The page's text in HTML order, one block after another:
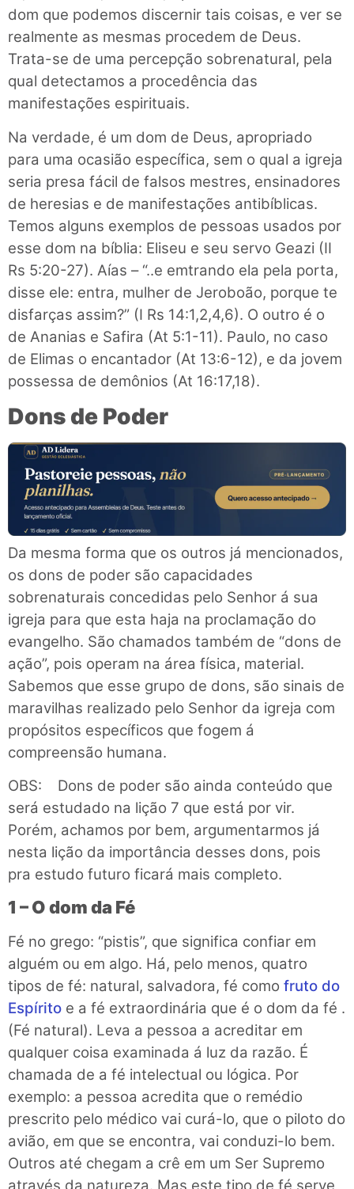
dom que podemos discernir tais coisas, e ver se
realmente as mesmas procedem de Deus.
Trata-se de uma percepção sobrenatural, pela
qual detectamos a procedência das
manifestações espirituais.
Na verdade, é um dom de Deus, apropriado
para uma ocasião específica, sem o qual a igreja
seria presa fácil de falsos mestres, ensinadores
de heresias e de manifestações antibíblicas.
Temos alguns exemplos de pessoas usados por
esse dom na bíblia: Eliseu e seu servo Geazi (II
Rs 5:20-27). Aías – “..e emtrando ela pela porta,
disse ele: entra, mulher de Jeroboão, porque te
disfarças assim?” (I Rs 14:1,2,4,6). O outro é o
de Ananias e Safira (At 5:1-11). Paulo, no caso
de Elimas o encantador (At 13:6-12), e da jovem
possessa de demônios (At 16:17,18).
Dons de Poder
Da mesma forma que os outros já mencionados,
os dons de poder são capacidades
sobrenaturais concedidas pelo Senhor á sua
igreja para que esta haja na proclamação do
evangelho. São chamados também de “dons de
ação”, pois operam na área física, material.
Sabemos que esse grupo de dons, são sinais de
maravilhas realizado pelo Senhor da igreja com
propósitos específicos que fogem á
compreensão humana.
OBS: Dons de poder são ainda conteúdo que
será estudado na lição 7 que está por vir.
Porém, achamos por bem, argumentarmos já
nesta lição da importância desses dons, pois
pra estudo futuro ficará mais completo.
1 – O dom da Fé
Fé no grego: “pistis”, que significa confiar em
alguém ou em algo. Há, pelo menos, quatro
tipos de fé: natural, salvadora, fé como fruto do
Espírito e a fé extraordinária que é o dom da fé .
(Fé natural). Leva a pessoa a acreditar em
qualquer coisa examinada á luz da razão. É
chamada de a fé intelectual ou lógica. Por
exemplo: a pessoa acredita que o remédio
prescrito pelo médico vai curá-lo, que o piloto do
avião, em que se encontra, vai conduzi-lo bem.
Outros até chegam a crê em um Ser Supremo